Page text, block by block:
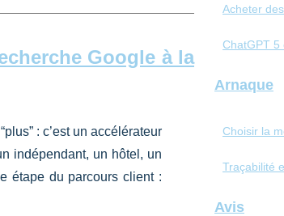
Google à la
: c’est un accélérateur
indépendant, un hôtel, un
étape du parcours client :
Acheter des
ChatGPT 5
Arnaque
Choisir la
Traçabilité
Avis